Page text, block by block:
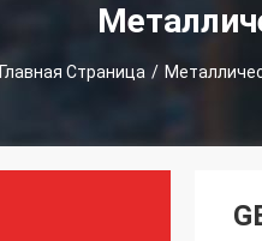
Главная Страница /